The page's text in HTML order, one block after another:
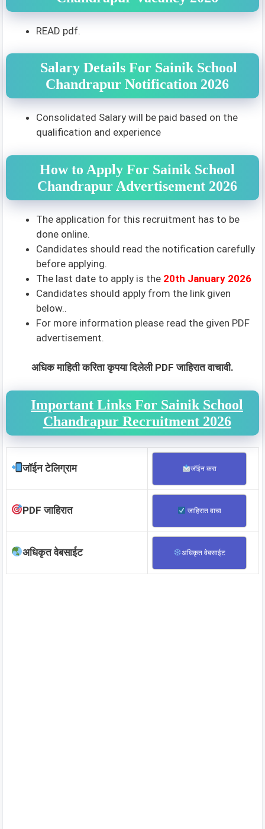
READ pdf.
Salary Details For Sainik School
Chandrapur Notification 2026
Consolidated Salary will be paid based on the
qualification and experience
How to Apply For Sainik School
Chandrapur Advertisement 2026
The application for this recruitment has to be
done online.
Candidates should read the notification carefully
before applying.
The last date to apply is the 20th January 2026
Candidates should apply from the link given
below..
For more information please read the given PDF
advertisement.
अधिक माहिती करिता कृपया दिलेली PDF जाहिरात वाचावी.
Important Links For Sainik School
Chandrapur Recruitment 2026
जॉईन टेलिग्राम जॉईन करा
PDF जाहिरात जाहिरात वाचा
अधिकृत वेबसाईट अधिकृत वेबसाईट